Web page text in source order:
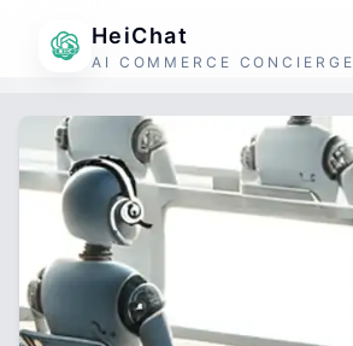
HeiChat
AI COMMERCE CONCIERGE